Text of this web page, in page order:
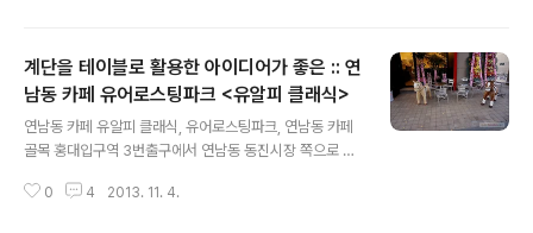
갖는다. 토~일요일 퍼블릭 데이에는 트래픽이 많아 자세히
구경하기 어려워서 비즈니스 데이 초대권으로 몇 장 얻음.
시리얼 넘버링이 되어 있는 뒷면. 관람객 개인정보 기재란.
계단을 테이블로 활용한 아이디어가 좋은 :: 연
남동 카페 유어로스팅파크 <유알피 클래식>
연남동 카페 유알피 클래식, 유어로스팅파크, 연남동 카페
골목 홍대입구역 3번출구에서 연남동 동진시장 쪽으로 가
한국특허정보원 건물 근처. 왠지 익숙한 말 두 마리가 서 있
0 4 2013. 11. 4.